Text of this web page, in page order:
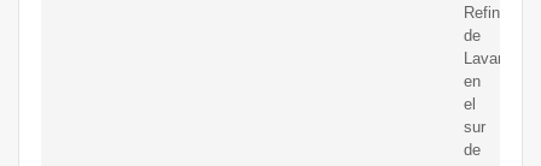
Refinería
de
Lavan,
en
el
sur
de